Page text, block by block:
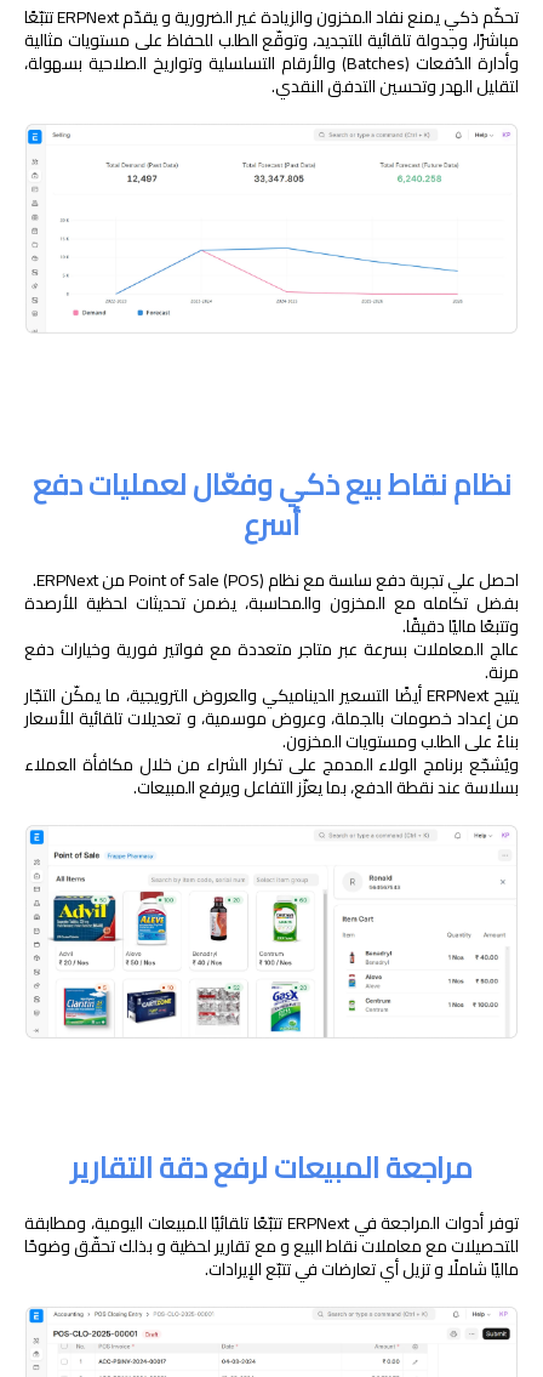
تحكّم ذكي يمنع نفاد المخزون والزيادة غير الضرورية و يقدّم ERPNext تتبّعًا
مباشرًا، وجدولة تلقائية للتجديد، وتوقّع الطلب للحفاظ على مستويات مثالية
وأدارة الدُفعات (Batches) والأرقام التسلسلية وتواريخ الصلاحية بسهولة،
لتقليل الهدر وتحسين التدفق النقدي.
نظام نقاط بيع ذكي وفعّال لعمليات دفع
أسرع
احصل علي تجربة دفع سلسة مع نظام Point of Sale (POS) من ERPNext.
بفضل تكامله مع المخزون والمحاسبة، يضمن تحديثات لحظية للأرصدة
وتتبعًا ماليًا دقيقًا.
عالج المعاملات بسرعة عبر متاجر متعددة مع فواتير فورية وخيارات دفع
مرنة.
يتيح ERPNext أيضًا التسعير الديناميكي والعروض الترويجية، ما يمكّن التجّار
من إعداد خصومات بالجملة، وعروض موسمية، و تعديلات تلقائية للأسعار
بناءً على الطلب ومستويات المخزون.
ويُشجّع برنامج الولاء المدمج على تكرار الشراء من خلال مكافأة العملاء
بسلاسة عند نقطة الدفع، بما يعزّز التفاعل ويرفع المبيعات.
مراجعة المبيعات لرفع دقة التقارير
توفر أدوات المراجعة في ERPNext تتبّعًا تلقائيًا للمبيعات اليومية، ومطابقة
للتحصيلات مع معاملات نقاط البيع و مع تقارير لحظية و بذلك تحقّق وضوحًا
ماليًا شاملًا و تزيل أي تعارضات في تتبّع الإيرادات.